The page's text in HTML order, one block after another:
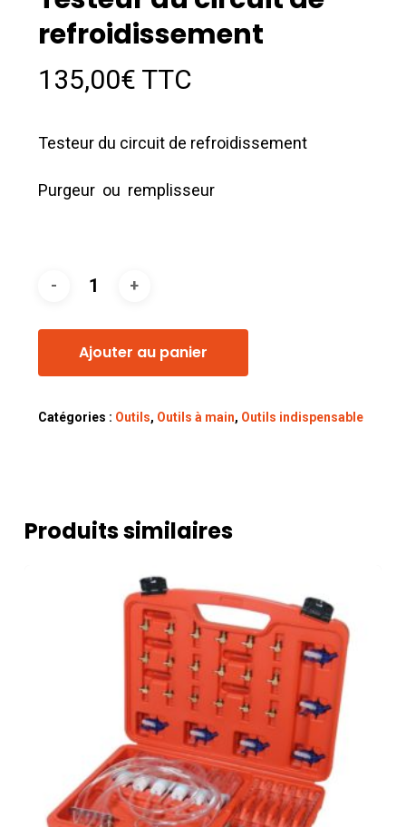
refroidissement
135,00€ TTC
Testeur du circuit de refroidissement
Purgeur ou remplisseur
Ajouter au panier
Catégories : Outils, Outils à main, Outils indispensable
Produits similaires